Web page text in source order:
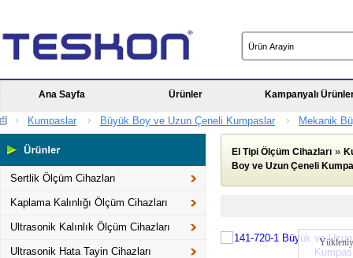
Ana Sayfa Ürünler Kampanyalı
Kumpaslar Büyük Boy ve Uzun Çeneli Kumpaslar Mekanik
Sertlik Ölçüm Cihazları
Kaplama Kalınlığı Ölçüm Cihazları
Ultrasonik Kalınlık Ölçüm Cihazları
Ultrasonik Hata Tayin Cihazları
El Tipi Ölçüm Cihazları »
Boy ve Uzun Çeneli